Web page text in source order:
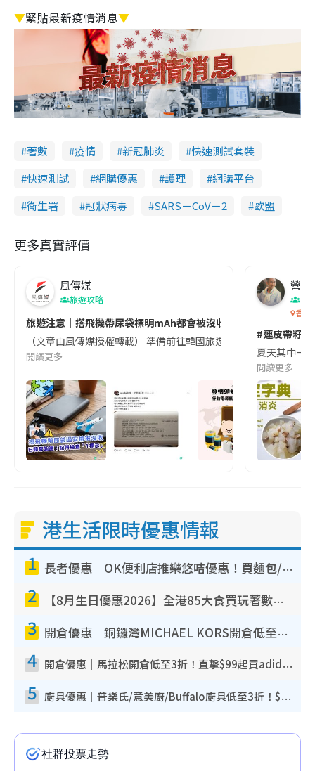
▼緊貼最新疫情消息▼
著數 疫情 新冠肺炎
快速測試套裝
快速測試
網購優惠 護理
網購平台
衞生署
冠狀病毒 SARS－CoV－2 歐盟
更多真實評價
風傳媒
旅遊攻略
旅遊注意｜搭飛機帶尿袋標明mAh都會被沒收😱出發前切記檢查
（文章由風傳媒授權轉載） 準備前往韓國旅遊的民眾，近期要
閱讀更多
營養
香港
#連皮帶籽
夏天其中一
閱讀更多
港生活限時優惠情報
1 長者優惠｜OK便利店推樂悠咭優惠！買麵包/牛奶/保健品拍卡即減
2 【8月生日優惠2026】全港85大食買玩著數攻略 自助餐/火鍋放題同行免費＋誠品/DONKI送現金券
3 開倉優惠｜銅鑼灣MICHAEL KORS開倉低至17折！直擊$500起買手袋/銀包/鞋款 必買經典Jet Set系列
4 開倉優惠｜馬拉松開倉低至3折！直擊$99起買adidas／New Balance／Puma鞋款 STANLEY保溫杯劈價至$119起
5 廚具優惠｜普樂氏/意美廚/Buffalo廚具低至3折！$89起買煎鍋／炒鑊／個人鍋 同場小家電激減至$99起